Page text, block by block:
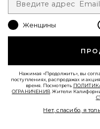
ТОП С ШИРОКИМ
AEXAE
Женщины
Нажимая «Продолжить», вы
поступлениях, распродажах и
время. Посмотреть
ОГРАНИЧЕНИЯ . Жители
Нет, спасибо, я